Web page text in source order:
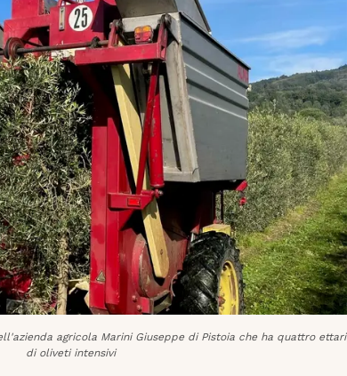
agricola Marini Giuseppe di Pistoia che ha quattro ettari
di oliveti intensivi